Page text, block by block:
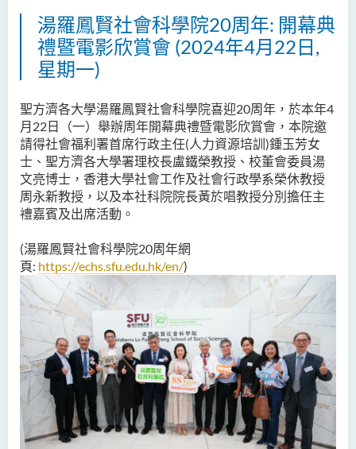
湯羅鳳賢社會科學院20周年: 開幕典
禮暨電影欣賞會 (2024年4月22日,
星期一)
聖方濟各大學湯羅鳳賢社會科學院喜迎20周年，於本年4
月22日（一）舉辦周年開幕典禮暨電影欣賞會，本院邀
請得社會福利署首席行政主任(人力資源培訓)鍾玉芳女
士、聖方濟各大學署理校長盧鐵榮教授、校董會委員湯
文亮博士，香港大學社會工作及社會行政學系榮休教授
周永新教授，以及本社科院院長黃於唱教授分別擔任主
禮嘉賓及出席活動。
(湯羅鳳賢社會科學院20周年網
頁: https://echs.sfu.edu.hk/en/)